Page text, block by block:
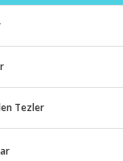
Tezler